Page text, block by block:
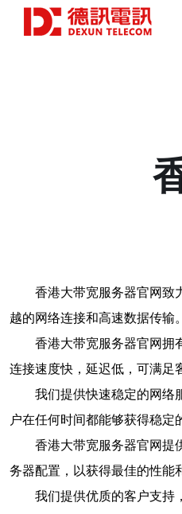
香港大带宽服务器官网致
越的网络连接和高速数据传输。
香港大带宽服务器官网拥
连接速度快，延迟低，可满足
我们提供快速稳定的网络
户在任何时间都能够获得稳定
香港大带宽服务器官网提
务器配置，以获得最佳的性能
我们提供优质的客户支持